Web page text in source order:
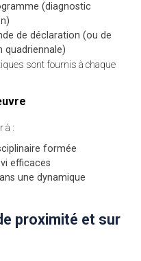
(diagnostic
de déclaration (ou de
quadriennale)
sont fournis à chaque
à :
formée
efficaces
une dynamique
proximité et sur